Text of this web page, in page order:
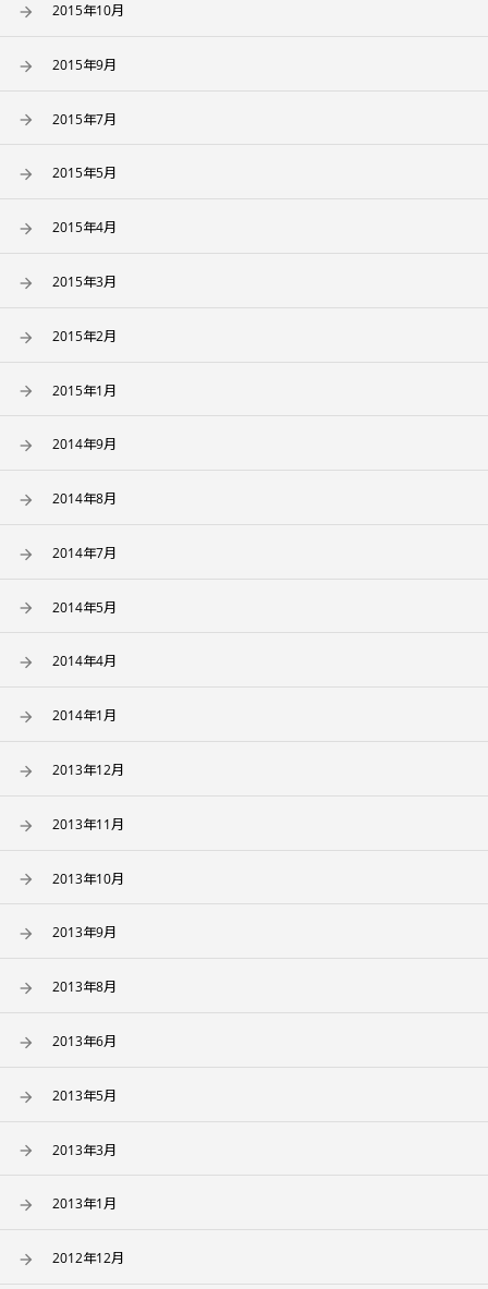
2015年10月
2015年9月
2015年7月
2015年5月
2015年4月
2015年3月
2015年2月
2015年1月
2014年9月
2014年8月
2014年7月
2014年5月
2014年4月
2014年1月
2013年12月
2013年11月
2013年10月
2013年9月
2013年8月
2013年6月
2013年5月
2013年3月
2013年1月
2012年12月